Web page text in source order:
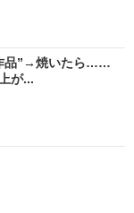
品”→焼いたら……
が...